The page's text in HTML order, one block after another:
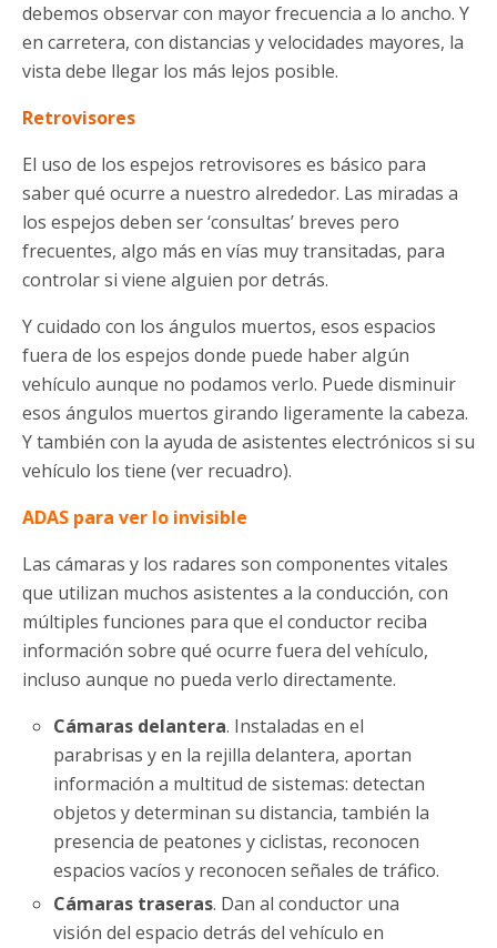
debemos observar con mayor frecuencia a lo ancho. Y
en carretera, con distancias y velocidades mayores, la
vista debe llegar los más lejos posible.
Retrovisores
El uso de los espejos retrovisores es básico para
saber qué ocurre a nuestro alrededor. Las miradas a
los espejos deben ser ‘consultas’ breves pero
frecuentes, algo más en vías muy transitadas, para
controlar si viene alguien por detrás.
Y cuidado con los ángulos muertos, esos espacios
fuera de los espejos donde puede haber algún
vehículo aunque no podamos verlo. Puede disminuir
esos ángulos muertos girando ligeramente la cabeza.
Y también con la ayuda de asistentes electrónicos si su
vehículo los tiene (ver recuadro).
ADAS para ver lo invisible
Las cámaras y los radares son componentes vitales
que utilizan muchos asistentes a la conducción, con
múltiples funciones para que el conductor reciba
información sobre qué ocurre fuera del vehículo,
incluso aunque no pueda verlo directamente.
Cámaras delantera. Instaladas en el
parabrisas y en la rejilla delantera, aportan
información a multitud de sistemas: detectan
objetos y determinan su distancia, también la
presencia de peatones y ciclistas, reconocen
espacios vacíos y reconocen señales de tráfico.
Cámaras traseras. Dan al conductor una
visión del espacio detrás del vehículo en